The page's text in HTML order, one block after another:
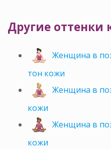
Другие оттенки
Женщина в
тон кожи
Женщина в
кожи
Женщина в
кожи